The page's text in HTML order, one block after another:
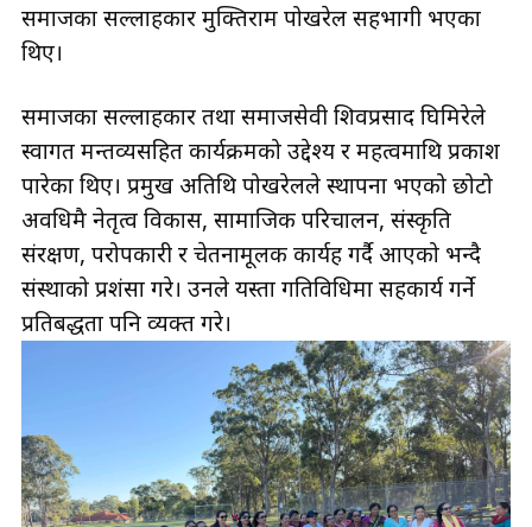
समाजका सल्लाहकार मुक्तिराम पोखरेल सहभागी भएका
थिए।
समाजका सल्लाहकार तथा समाजसेवी शिवप्रसाद घिमिरेले
स्वागत मन्तव्यसहित कार्यक्रमको उद्देश्य र महत्वमाथि प्रकाश
पारेका थिए। प्रमुख अतिथि पोखरेलले स्थापना भएको छोटो
अवधिमै नेतृत्व विकास, सामाजिक परिचालन, संस्कृति
संरक्षण, परोपकारी र चेतनामूलक कार्यहरू गर्दै आएको भन्दै
संस्थाको प्रशंसा गरे। उनले यस्ता गतिविधिमा सहकार्य गर्ने
प्रतिबद्धता पनि व्यक्त गरे।